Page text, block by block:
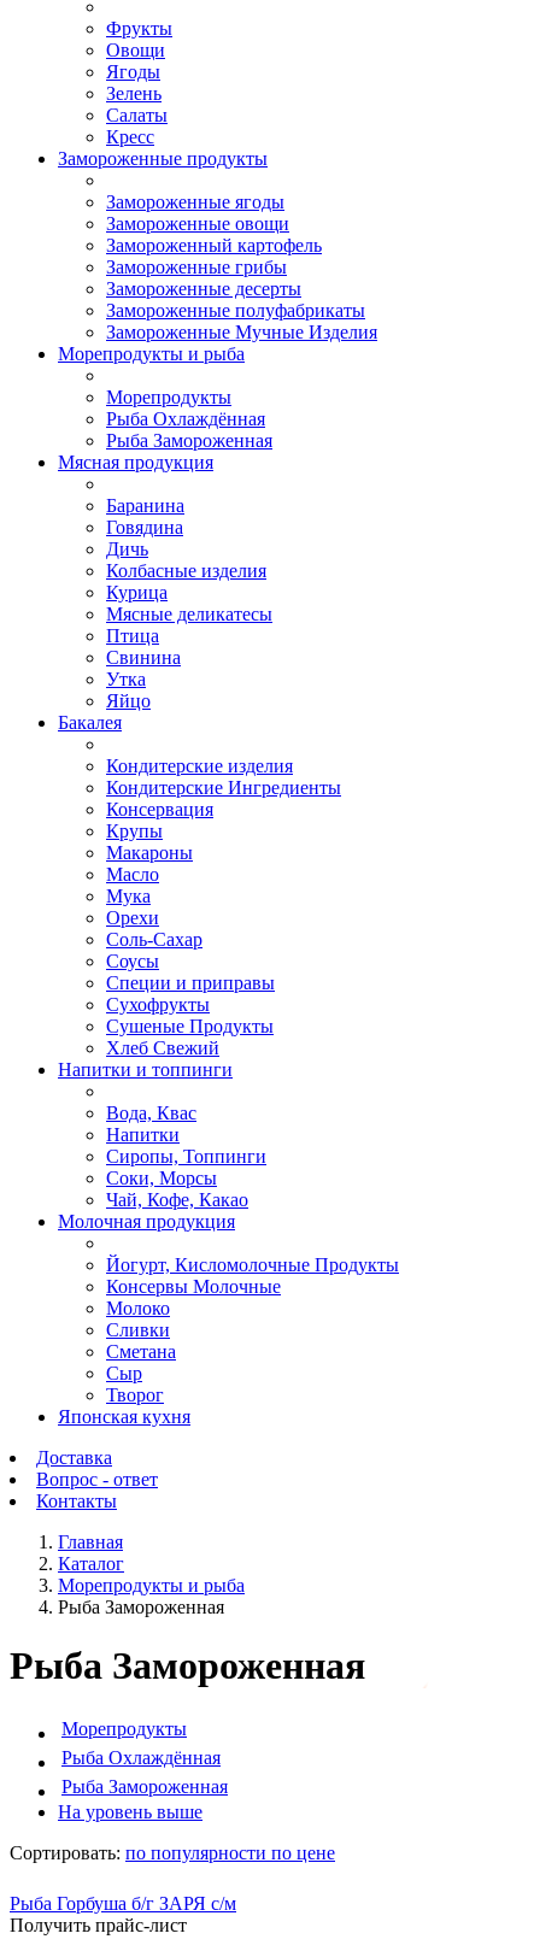
Фрукты
Овощи
Ягоды
Зелень
Салаты
Кресс
Замороженные продукты
Замороженные ягоды
Замороженные овощи
Замороженный картофель
Замороженные грибы
Замороженные десерты
Замороженные полуфабрикаты
Замороженные Мучные Изделия
Морепродукты и рыба
Морепродукты
Рыба Охлаждённая
Рыба Замороженная
Мясная продукция
Баранина
Говядина
Дичь
Колбасные изделия
Курица
Мясные деликатесы
Птица
Свинина
Утка
Яйцо
Бакалея
Кондитерские изделия
Кондитерские Ингредиенты
Консервация
Крупы
Макароны
Масло
Мука
Орехи
Соль-Сахар
Соусы
Специи и приправы
Сухофрукты
Сушеные Продукты
Хлеб Свежий
Напитки и топпинги
Вода, Квас
Напитки
Сиропы, Топпинги
Соки, Морсы
Чай, Кофе, Какао
Молочная продукция
Йогурт, Кисломолочные Продукты
Консервы Молочные
Молоко
Сливки
Сметана
Сыр
Творог
Японская кухня
Доставка
Вопрос - ответ
Контакты
Главная
Каталог
Морепродукты и рыба
Рыба Замороженная
Рыба Замороженная
Морепродукты
Рыба Охлаждённая
Рыба Замороженная
На уровень выше
Сортировать: по популярности по цене
Рыба Горбуша б/г ЗАРЯ с/м
Получить прайс-лист